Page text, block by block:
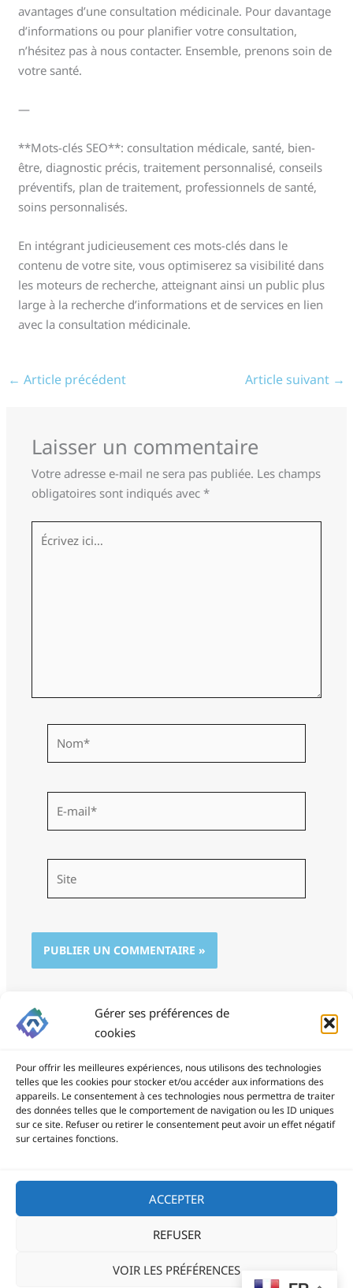
Gérer ses préférences de
cookies
Pour offrir les meilleures expériences, nous utilisons des technologies
telles que les cookies pour stocker et/ou accéder aux informations des
appareils. Le consentement à ces technologies nous permettra de traiter
des données telles que le comportement de navigation ou les ID uniques
sur ce site. Refuser ou retirer le consentement peut avoir un effet négatif
sur certaines fonctions.
ACCEPTER
REFUSER
VOIR LES PRÉFÉRENCES
avantages d’une consultation médicinale. Pour davantage
d’informations ou pour planifier votre consultation,
n’hésitez pas à nous contacter. Ensemble, prenons soin de
votre santé.
—
**Mots-clés SEO**: consultation médicale, santé, bien-
être, diagnostic précis, traitement personnalisé, conseils
préventifs, plan de traitement, professionnels de santé,
soins personnalisés.
En intégrant judicieusement ces mots-clés dans le
contenu de votre site, vous optimiserez sa visibilité dans
les moteurs de recherche, atteignant ainsi un public plus
large à la recherche d’informations et de services en lien
avec la consultation médicinale.
← Article précédent Article suivant →
Laisser un commentaire
Votre adresse e-mail ne sera pas publiée. Les champs
obligatoires sont indiqués avec*
Écrivez
ici…
mail*
ProSite - 06 85 94 34 21
prositegestion@gmail.com
Copyright © 2026
Politique de cookies (UE)